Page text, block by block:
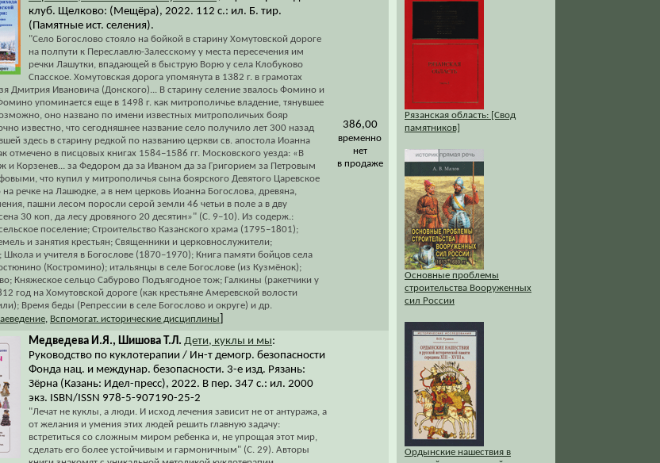
клуб. Щелково: (Мещёра), 2022. 112 с.: ил. Б. тир.
(Памятные ист. селения).
"Село Богослово стояло на бойкой в старину Хомутовской дороге
на полпути к Переславлю-Залесскому у места пересечения им
речки Лашутки, впадающей в быструю Ворю у села Клобуково
Спасское. Хомутовская дорога упомянута в 1382 г. в грамотах
Дмитрия Ивановича (Донского)... В старину селение звалось Фомино и
упоминается еще в 1498 г. как митрополичье владение, тянувшее
оно названо по имени известных митрополичьих бояр
известно, что сегодняшнее название село получило лет 300 назад
здесь в старину редкой по названию церкви св. апостола Иоанна
отмечено в писцовых книгах 1584–1586 гг. Московского уезда: «В
и Корзенев... за Федором да за Иваном да за Григорием за Петровым
что купил у митрополичья сына боярского Девятого Царевское
речке на Лашюдке, а в нем церковь Иоанна Богослова, древяна,
пашни лесом поросли серой земли 46 четьи в поле а в дву
30 коп, да лесу дровяного 20 десятин»" (С. 9–10). Из содерж.:
поселение; Строительство Казанского храма (1795–1801);
и занятия крестьян; Священники и церковнослужители;
и учителя в Богослове (1870–1970); Книга памяти бойцов села
(Костромино); итальянцы в селе Богослове (из Кузмёнок);
Княжеское сельцо Сабурово Подъягодное тож; Галкины (ракетчики у
год на Хомутовской дороге (как крестьяне Амеревской волости
Время беды (Репрессии в селе Богослово и округе) и др.
, Вспомогат. исторические дисциплины
386,00
временно
нет
в продаже
Медведева И.Я., Шишова Т.Л. Дети, куклы и мы:
Руководство по куклотерапии / Ин-т демогр. безопасности
Фонда нац. и междунар. безопасности. 3-е изд. Рязань:
Зёрна (Казань: Идел-пресс), 2022. В пер. 347 с.: ил. 2000
экз. ISBN/ISSN 978-5-907190-25-2
"Лечат не куклы, а люди. И исход лечения зависит не от антуража, а
от желания и умения этих людей решить главную задачу:
встретиться со сложным миром ребенка и, не упрощая этот мир,
сделать его более устойчивым и гармоничным" (С. 29). Авторы
Рязанская область: [Свод
памятников]
Основные проблемы
строительства Вооруженных
сил России
Ордынские нашествия в